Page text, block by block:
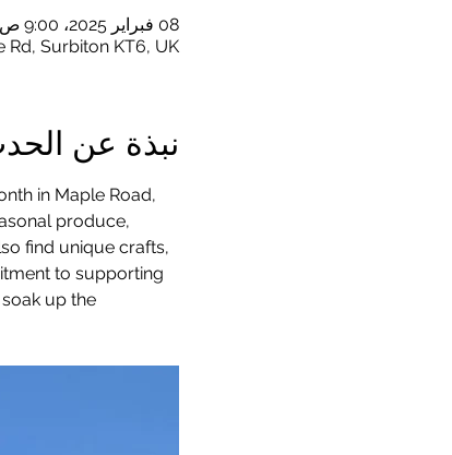
08 فبراير 2025، 9:00 ص – 1:00 م
Rd, Surbiton KT6, UK
نبذة عن
in Maple Road,
produce,
find unique crafts,
to supporting
up the